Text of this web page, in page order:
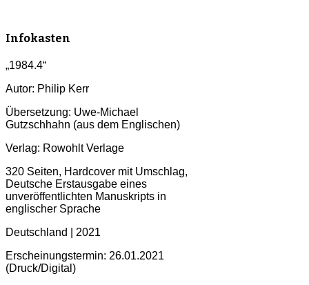
Infokasten
„1984.4“
Autor: Philip Kerr
Übersetzung: Uwe-Michael
Gutzschhahn (aus dem Englischen)
Verlag: Rowohlt Verlage
320 Seiten, Hardcover mit Umschlag,
Deutsche Erstausgabe eines
unveröffentlichten Manuskripts in
englischer Sprache
Deutschland | 2021
Erscheinungstermin: 26.01.2021
(Druck/Digital)